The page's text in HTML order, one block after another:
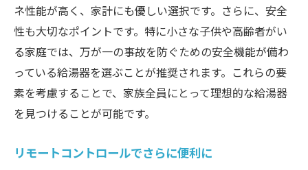
分かりやすい操作パネルの使い方
自動温度調整の活用方法と注意点
給湯器のメンテナンスと長持ちさせるコツ
家族全員が満足する使い方
給湯器の省エネ性能がさらに向上！自動温度調
整機能のすごさを解説
自動温度調整機能の技術解説
ネ性能が高く、家計にも優しい選択です。さらに、安全
性も大切なポイントです。特に小さな子供や高齢者がい
る家庭では、万が一の事故を防ぐための安全機能が備わ
っている給湯器を選ぶことが推奨されます。これらの要
素を考慮することで、家族全員にとって理想的な給湯器
を見つけることが可能です。
リモートコントロールでさらに便利に